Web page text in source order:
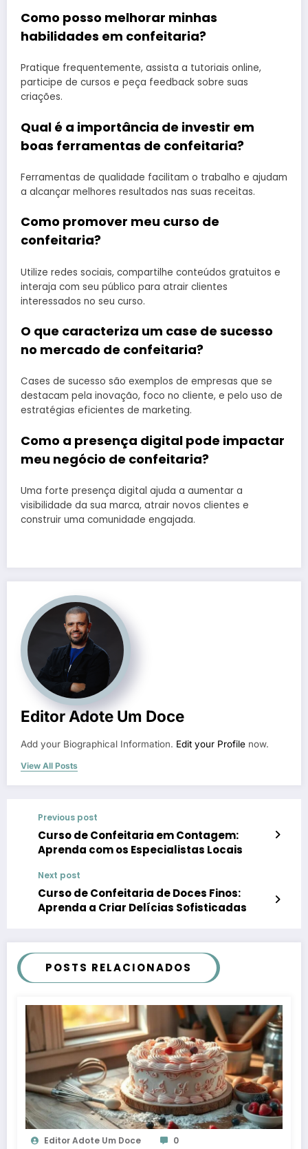
Como posso melhorar minhas
habilidades em confeitaria?
Pratique frequentemente, assista a tutoriais online,
participe de cursos e peça feedback sobre suas
criações.
Qual é a importância de investir em
boas ferramentas de confeitaria?
Ferramentas de qualidade facilitam o trabalho e ajudam
a alcançar melhores resultados nas suas receitas.
Como promover meu curso de
confeitaria?
Utilize redes sociais, compartilhe conteúdos gratuitos e
interaja com seu público para atrair clientes
interessados no seu curso.
O que caracteriza um case de sucesso
no mercado de confeitaria?
Cases de sucesso são exemplos de empresas que se
destacam pela inovação, foco no cliente, e pelo uso de
estratégias eficientes de marketing.
Como a presença digital pode impactar
meu negócio de confeitaria?
Uma forte presença digital ajuda a aumentar a
visibilidade da sua marca, atrair novos clientes e
construir uma comunidade engajada.
Editor Adote Um Doce
Add your Biographical Information. Edit your Profile now.
View All Posts
Previous post
Curso de Confeitaria em Contagem:
Aprenda com os Especialistas Locais
Next post
Curso de Confeitaria de Doces Finos:
Aprenda a Criar Delícias Sofisticadas
POSTS RELACIONADOS
Editor Adote Um Doce 0